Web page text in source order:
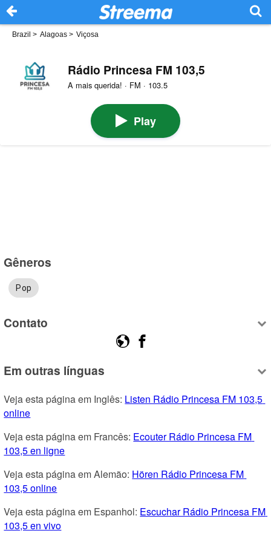
Brazil > Alagoas > Viçosa
Rádio Princesa FM 103,5
A mais querida! · FM · 103.5
Play
Gêneros
Pop
Contato
Em outras línguas
Veja esta página em Inglês: Listen Rádio Princesa FM 103,5
online
Veja esta página em Francês: Ecouter Rádio Princesa FM
103,5 en ligne
Veja esta página em Alemão: Hören Rádio Princesa FM
103,5 online
Veja esta página em Espanhol: Escuchar Rádio Princesa FM
103,5 en vivo